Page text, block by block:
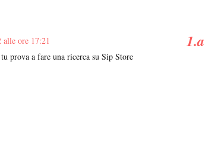
alle ore 17:21
prova a fare una ricerca su Sip Store